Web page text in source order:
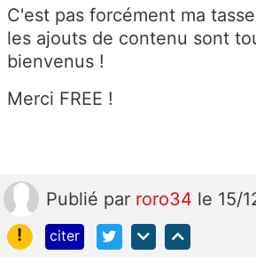
C'est pas forcément ma
les ajouts de contenu sont
bienvenus !
Merci FREE !
Publié par roro34 le 15/
!
citer